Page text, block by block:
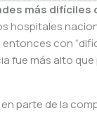
más
hospitales
con
fue más alto
parte de la